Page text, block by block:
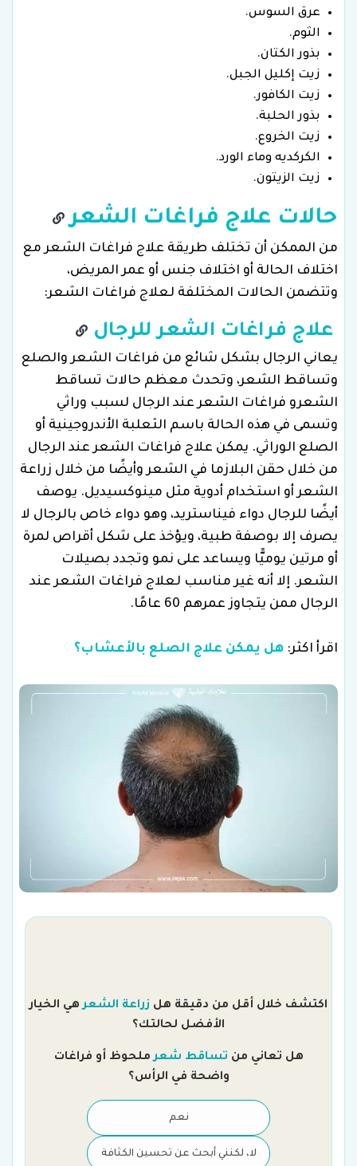
عرق السوس.
الثوم.
بذور الكتان.
زيت إكليل الجبل.
زيت الكافور.
بذور الحلبة.
زيت الخروع.
الكركديه وماء الورد.
زيت الزيتون.
حالات علاج فراغات الشعر
من الممكن أن تختلف طريقة علاج فراغات الشعر مع
اختلاف الحالة أو اختلاف جنس أو عمر المريض،
وتتضمن الحالات المختلفة لعلاج فراغات الشعر:
علاج فراغات الشعر للرجال
يعاني الرجال بشكل شائع من فراغات الشعر والصلع
وتساقط الشعر، وتحدث معظم حالات تساقط
الشعرو فراغات الشعر عند الرجال لسبب وراثي
وتسمى في هذه الحالة باسم الثعلبة الأندروجينية أو
الصلع الوراثي. يمكن علاج فراغات الشعر عند الرجال
من خلال حقن البلازما في الشعر وأيضًا من خلال زراعة
الشعر أو استخدام أدوية مثل مينوكسيديل. يوصف
أيضًا للرجال دواء فيناستريد، وهو دواء خاص بالرجال لا
يصرف إلا بوصفة طبية، ويؤخذ على شكل أقراص لمرة
أو مرتين يوميًّا ويساعد على نمو وتجدد بصيلات
الشعر. إلا أنه غير مناسب لعلاج فراغات الشعر عند
الرجال ممن يتجاوز عمرهم 60 عامًا.
اقرأ اكثر: هل يمكن علاج الصلع بالأعشاب؟
اكتشف خلال أقل من دقيقة هل زراعة الشعرهي الخيار
الأفضل لحالتك؟
هل تعاني من تساقط شعرملحوظ أو فراغات
واضحة في الرأس؟
نعم
لا، لكنني أبحث عن تحسين الكثافة